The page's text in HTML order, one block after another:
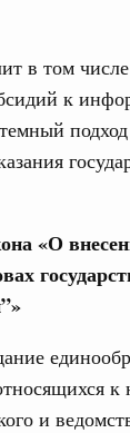
в том
к
«О
к
и
года
в